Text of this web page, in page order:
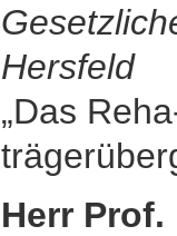
Hersfeld
„Das
Herr Prof.